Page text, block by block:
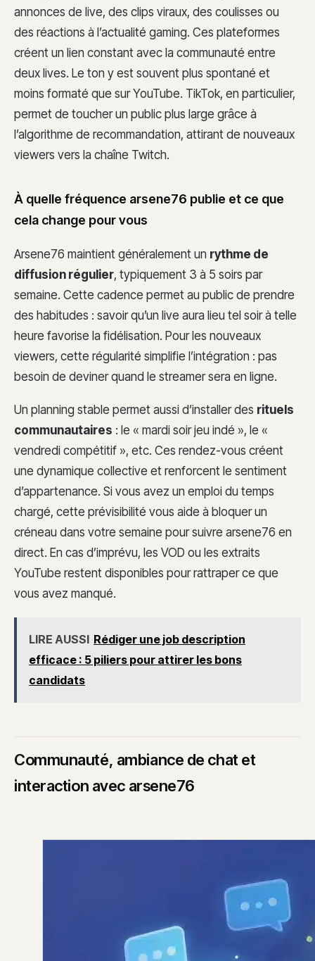
annonces de live, des clips viraux, des coulisses ou
des réactions à l’actualité gaming. Ces plateformes
créent un lien constant avec la communauté entre
deux lives. Le ton y est souvent plus spontané et
moins formaté que sur YouTube. TikTok, en particulier,
permet de toucher un public plus large grâce à
l’algorithme de recommandation, attirant de nouveaux
viewers vers la chaîne Twitch.
À quelle fréquence arsene76 publie et ce que
cela change pour vous
Arsene76 maintient généralement un rythme de
diffusion régulier, typiquement 3 à 5 soirs par
semaine. Cette cadence permet au public de prendre
des habitudes : savoir qu’un live aura lieu tel soir à telle
heure favorise la fidélisation. Pour les nouveaux
viewers, cette régularité simplifie l’intégration : pas
besoin de deviner quand le streamer sera en ligne.
Un planning stable permet aussi d’installer des rituels
communautaires : le « mardi soir jeu indé », le «
vendredi compétitif », etc. Ces rendez-vous créent
une dynamique collective et renforcent le sentiment
d’appartenance. Si vous avez un emploi du temps
chargé, cette prévisibilité vous aide à bloquer un
créneau dans votre semaine pour suivre arsene76 en
direct. En cas d’imprévu, les VOD ou les extraits
YouTube restent disponibles pour rattraper ce que
vous avez manqué.
LIRE AUSSI Rédiger une job description
efficace : 5 piliers pour attirer les bons
candidats
Communauté, ambiance de chat et
interaction avec arsene76